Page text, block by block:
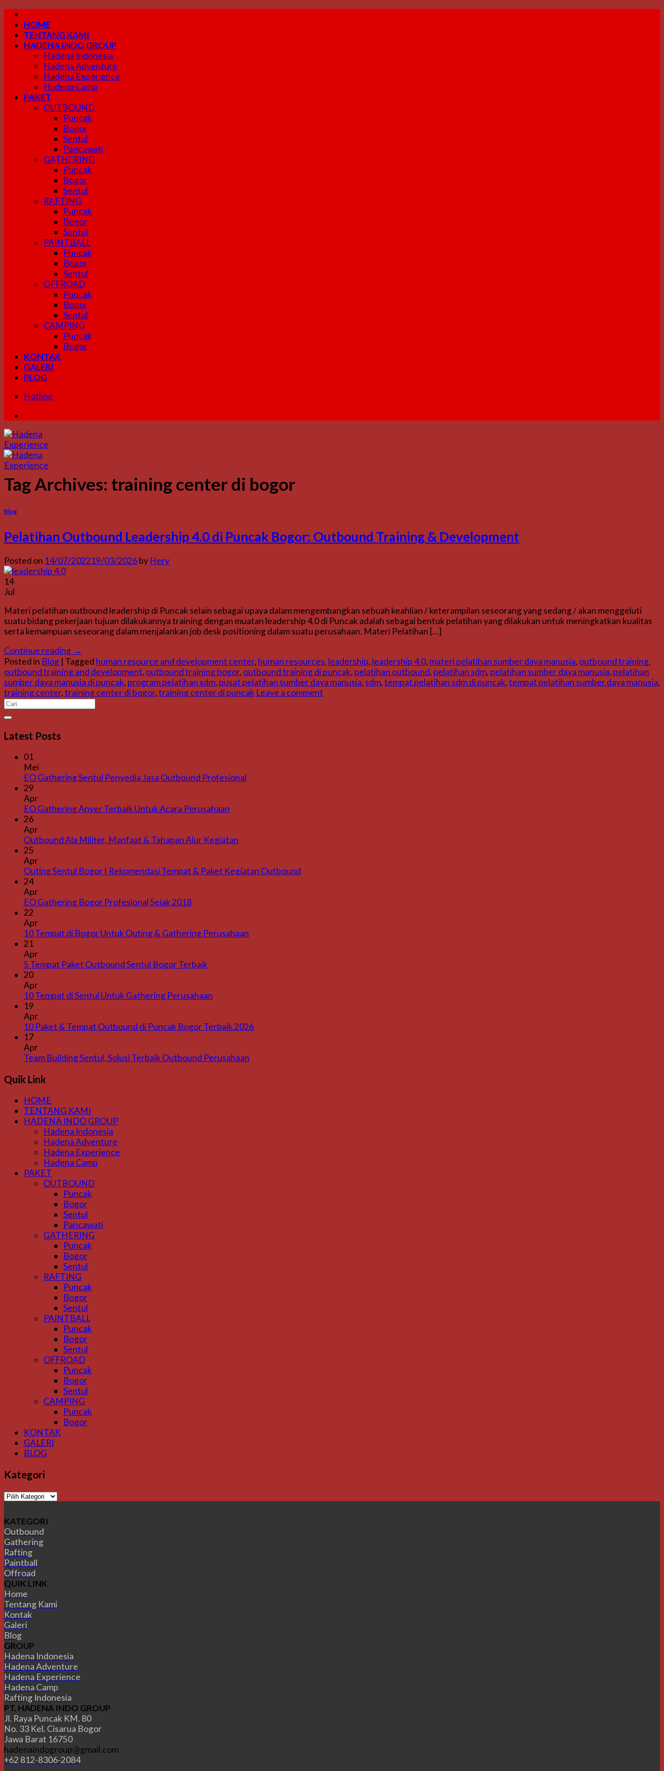
Skip
content
HOME
TENTANG KAMI
HADENA INDO GROUP
Hadena Indonesia
Hadena Adventure
Hadena Experience
Hadena Camp
PAKET
OUTBOUND
Puncak
Bogor
Sentul
Pancawati
GATHERING
Puncak
Bogor
Sentul
RAFTING
Puncak
Bogor
Sentul
PAINTBALL
Puncak
Bogor
Sentul
OFFROAD
Puncak
Bogor
Sentul
CAMPING
Puncak
Bogor
KONTAK
GALERI
BLOG
Hotline
Tag Archives: training center di bogor
Blog
Pelatihan Outbound Leadership 4.0 di Puncak Bogor: Outbound Training & Development
Posted on 14/07/202219/03/2026by Hery
14
Jul
Materi pelatihan outbound leadership di Puncak selain sebagai upaya dalam mengembangkan sebuah keahlian / keterampilan seseorang yang sedang / akan menggeluti
suatu bidang pekerjaan tujuan dilakukannya training dengan muatan leadership 4.0 di Puncak adalah sebagai bentuk pelatihan yang dilakukan untuk meningkatkan kualitas
serta kemampuan seseorang dalam menjalankan job desk positioning dalam suatu perusahaan. Materi Pelatihan […]
Continue reading →
Posted in Blog | Tagged human resource and development center, human resources, leadership, leadership 4.0, materi pelatihan sumber daya manusia, outbound training,
outbound training and development, outbound training bogor, outbound training di puncak, pelatihan outbound, pelatihan sdm, pelatihan sumber daya manusia, pelatihan
sumber daya manusia di puncak, program pelatihan sdm, pusat pelatihan sumber daya manusia, sdm,tempat pelatihan sdm di puncak,tempat pelatihan sumber daya manusia,
training center,training center di bogor,training center di puncak Leave a comment
Latest Posts
01
Mei
EO Gathering Sentul Penyedia Jasa Outbound Profesional
29
Apr
EO Gathering Anyer Terbaik Untuk Acara Perusahaan
26
Apr
Outbound Ala Militer, Manfaat & Tahapan Alur Kegiatan
25
Apr
Outing Sentul Bogor | Rekomendasi Tempat & Paket Kegiatan Outbound
24
Apr
EO Gathering Bogor Profesional Sejak 2018
22
Apr
10 Tempat di Bogor Untuk Outing & Gathering Perusahaan
21
Apr
5 Tempat Paket Outbound Sentul Bogor Terbaik
20
Apr
10 Tempat di Sentul Untuk Gathering Perusahaan
19
Apr
10 Paket & Tempat Outbound di Puncak Bogor Terbaik 2026
17
Apr
Team Building Sentul, Solusi Terbaik Outbound Perusahaan
Quik Link
HOME
TENTANG KAMI
HADENA INDO GROUP
Hadena Indonesia
Hadena Adventure
Hadena Experience
Hadena Camp
PAKET
OUTBOUND
Puncak
Bogor
Sentul
Pancawati
GATHERING
Puncak
Bogor
Sentul
RAFTING
Puncak
Bogor
Sentul
PAINTBALL
Puncak
Bogor
Sentul
OFFROAD
Puncak
Bogor
Sentul
CAMPING
Puncak
Bogor
KONTAK
GALERI
BLOG
Kategori
Kategori
KATEGORI
Outbound
Gathering
Rafting
Paintball
Offroad
QUIK LINK
Home
Tentang Kami
Kontak
Galeri
Blog
GROUP
Hadena Indonesia
Hadena Adventure
Hadena Experience
Hadena Camp
Rafting Indonesia
PT. HADENA INDO GROUP
Jl. Raya Puncak KM. 80
No. 33 Kel. Cisarua Bogor
Jawa Barat 16750
hadenaindogroup@gmail.com
+62 812-8306-2084